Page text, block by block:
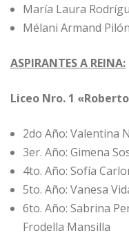
María Laura
Mélani Armand
ASPIRANTES A REINA:
Liceo Nro. 1
2do Año: Valentina
3er. Año: Gimena
4to. Año: Sofía
5to. Año: Vanesa
6to. Año: Sabrina
Frodella Mansilla